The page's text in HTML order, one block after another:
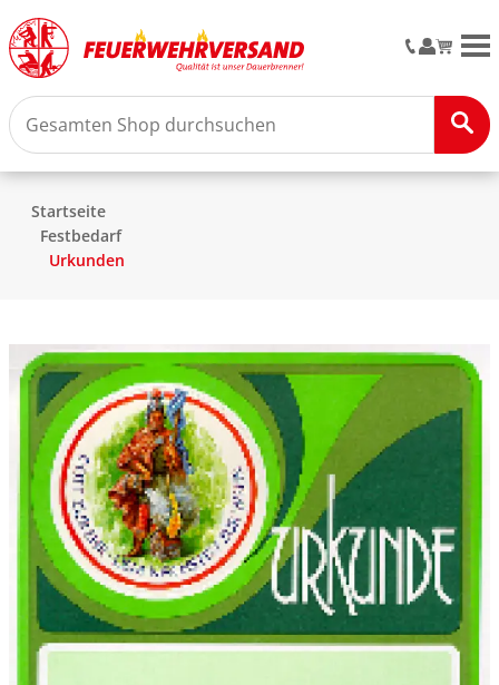
Startseite
Festbedarf
Urkunden